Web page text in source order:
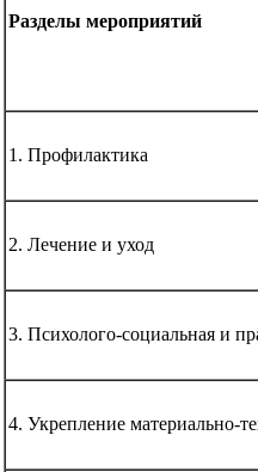
Разделы мероприятий
1. Профилактика
2. Лечение и уход
3. Психолого-социальная и
4. Укрепление материально-